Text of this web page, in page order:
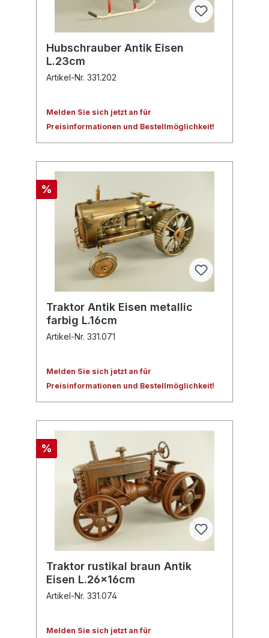
Hubschrauber Antik Eisen
L.23cm
Artikel-Nr. 331.202
Melden Sie sich jetzt an für
Preisinformationen und Bestellmöglichkeit!
%
Traktor Antik Eisen metallic
farbig L.16cm
Artikel-Nr. 331.071
Melden Sie sich jetzt an für
Preisinformationen und Bestellmöglichkeit!
%
Traktor rustikal braun Antik
Eisen L.26x16cm
Artikel-Nr. 331.074
Melden Sie sich jetzt an für